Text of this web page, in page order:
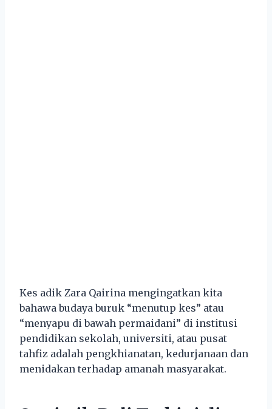
Kes adik Zara Qairina mengingatkan kita
bahawa budaya buruk “menutup kes” atau
“menyapu di bawah permaidani” di institusi
pendidikan sekolah, universiti, atau pusat
tahfiz adalah pengkhianatan, kedurjanaan dan
menidakan terhadap amanah masyarakat.